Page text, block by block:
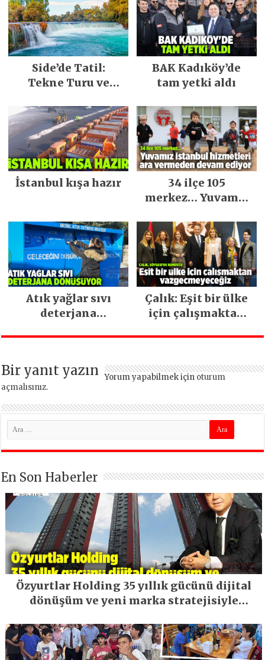
Side’de Tatil:
Tekne Turu ve
BAK Kadıköy’de
tam yetki aldı
İstanbul kışa hazır
34 ilçe 105
merkez… Yuvamız
ara vermeden
devam ediyor
Atık yağlar sıvı
deterjana
Çalık: Eşit bir ülke
için çalışmaktan
Bir yanıt yazın Yorum yapabilmek için oturum
açmalısınız.
En Son Haberler
Özyurtlar Holding 35 yıllık gücünü dijital
dönüşüm ve yeni marka stratejisiyle